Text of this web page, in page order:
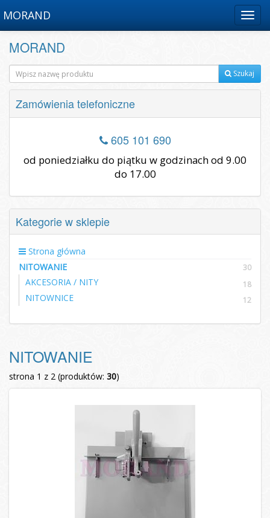
Menu
MORAND
MORAND
Szukaj
Zamówienia telefoniczne
605 101 690
od poniedziałku do piątku w godzinach od 9.00
do 17.00
Kategorie w sklepie
Strona główna
NITOWANIE
30
AKCESORIA / NITY 18
NITOWNICE 12
NITOWANIE
strona 1 z 2 (produktów: 30)